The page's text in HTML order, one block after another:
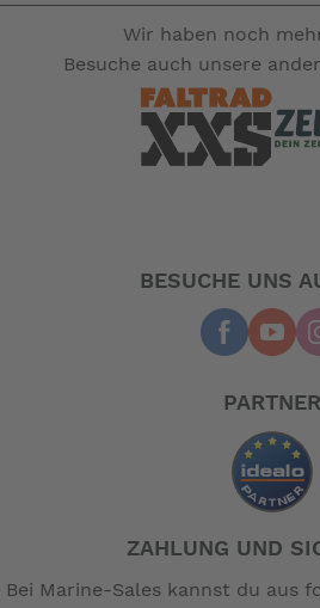
gehören nicht zum
Wir haben noch
Besuche auch unsere
BESUCHE UNS
PARTNER
ZAHLUNG UND
Bei Marine-Sales kannst du aus